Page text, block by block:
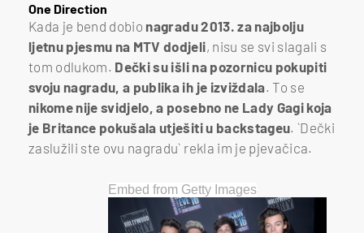
One Direction
Kada je bend dobio nagradu 2013. za najbolju
ljetnu pjesmu na MTV dodjeli, nisu se svi slagali s
tom odlukom. Dečki su išli na pozornicu pokupiti
svoju nagradu, a publika ih je izviždala. To se
nikome nije svidjelo, a posebno ne Lady Gagi koja
je Britance pokušala utješiti u backstageu. `Dečki
zaslužili ste ovu nagradu` rekla im je pjevačica.
Embed from Getty Images